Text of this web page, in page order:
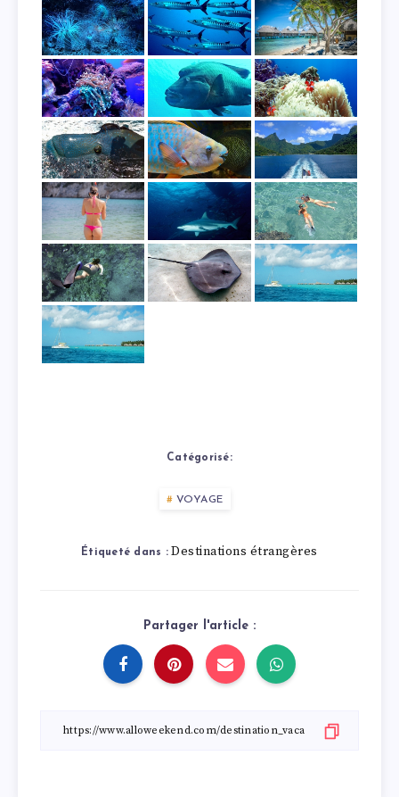
Catégorisé:
VOYAGE
Étiqueté dans : Destinations étrangères
Partager l'article :